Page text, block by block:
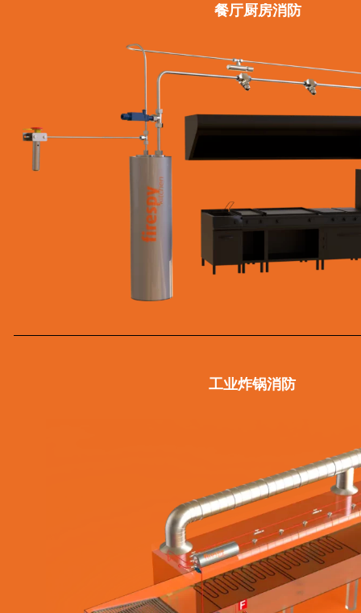
餐厅厨房消防
工业炸锅消防